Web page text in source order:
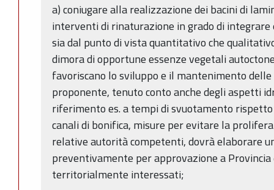
a) coniugare alla realizzazione dei bacini di
interventi di rinaturazione in grado di integrare
sia dal punto di vista quantitativo che
dimora di opportune essenze vegetali
favoriscano lo sviluppo e il mantenimento
proponente, tenuto conto anche degli aspetti
riferimento es. a tempi di svuotamento
canali di bonifica, misure per evitare la
relative autorità competenti, dovrà elaborare
preventivamente per approvazione a Provincia
territorialmente interessati;